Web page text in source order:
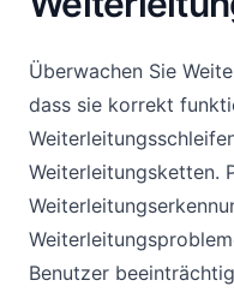
Überwachen Sie
dass sie korrekt
Weiterleitungsketten.
Benutzer